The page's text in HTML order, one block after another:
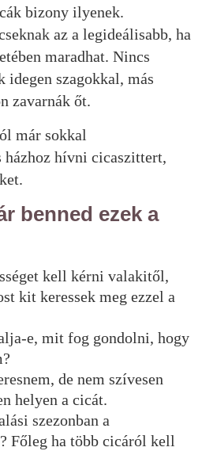
bizony ilyenek.
az a legideálisabb, ha
maradhat. Nincs
idegen szagokkal, más
zavarnák őt.
már sokkal
házhoz hívni cicaszittert,
benned ezek a
kell kérni valakitől,
kit keressek meg ezzel a
e, mit fog gondolni, hogy
de nem szívesen
helyen a cicát.
szezonban a
Főleg ha több cicáról kell